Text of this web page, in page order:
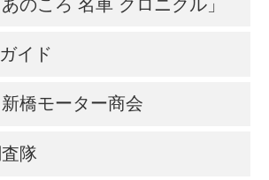
のころ 名車 クロニクル」
イド
橋モーター商会
隊